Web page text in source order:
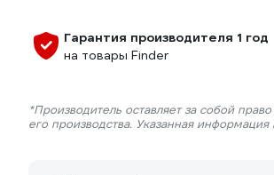
Гарантия производителя 1 год
на товары Finder
*Производитель оставляет за собой
его производства. Указанная